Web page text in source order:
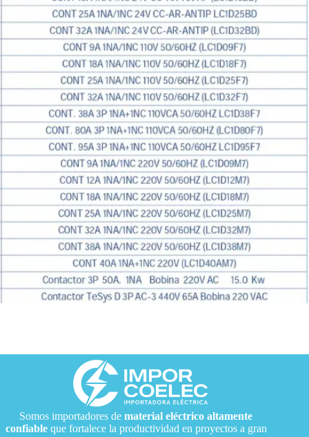
Somos importadores dematerial eléctrico altamente
confiableque fortalece la productividad en proyectos a gran